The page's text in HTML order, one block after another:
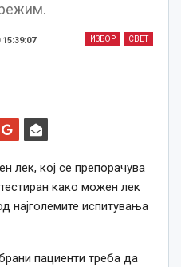
ИЗБОР СВЕТ
лек, кој се препорачува
како можен лек
најголемите испитувања
пациенти треба да